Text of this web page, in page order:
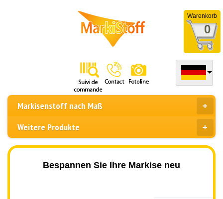
Warenkorb
0
Markisenstoff nach Maß
Weitere Produkte
Bespannen Sie Ihre Markise neu